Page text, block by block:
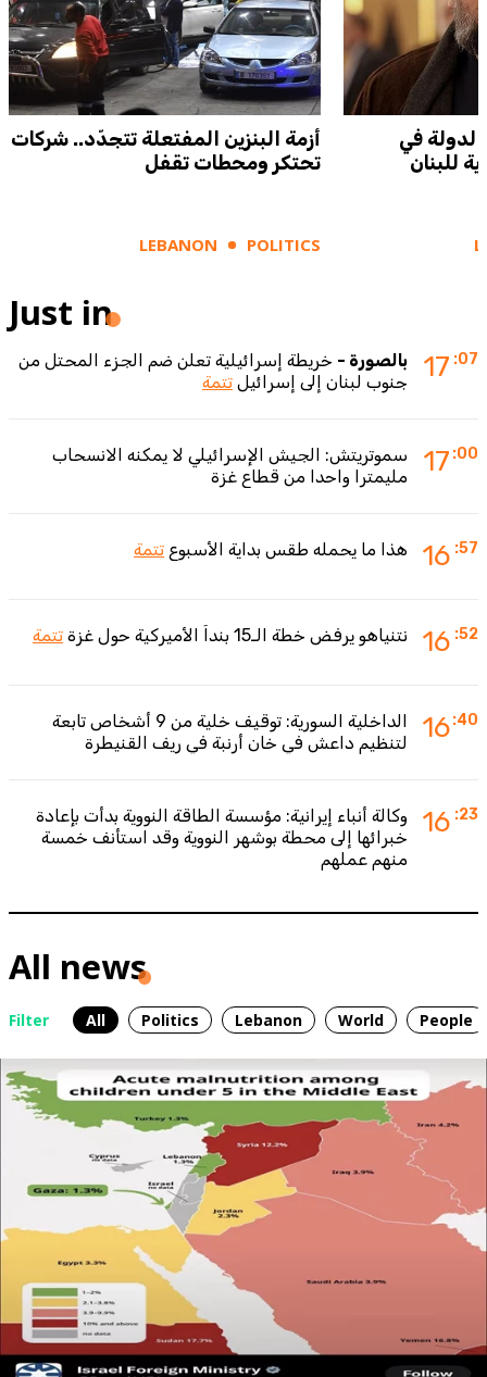
أزمة البنزين المفتعلة تتجدّد.. شركات
تحتكر ومحطات تقفل
LEBANON POLITICS
في
للبنان
Just in
17 :07 بالصورة - خريطة إسرائيلية تعلن ضم الجزء المحتل من
جنوب لبنان إلى إسرائيل تتمة
17 :00
سموتريتش: الجيش الإسرائيلي لا يمكنه الانسحاب
مليمترا واحدا من قطاع غزة
16 :57 هذا ما يحمله طقس بداية الأسبوع تتمة
16 :52 نتنياهو يرفض خطة الـ15 بنداً الأميركية حول غزة تتمة
16:40
الداخلية السورية: توقيف خلية من 9 أشخاص تابعة
لتنظيم داعش في خان أرنبة في ريف القنيطرة
16 :23
وكالة أنباء إيرانية: مؤسسة الطاقة النووية بدأت بإعادة
خبرائها إلى محطة بوشهر النووية وقد استأنف خمسة
منهم عملهم
All news
Filter All Politics Lebanon World People